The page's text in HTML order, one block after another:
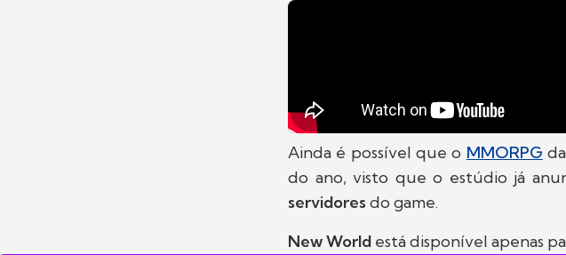
Ainda é possível que o MMORPG da
do ano, visto que o estúdio já
servidoresdo game.
New World está disponível apenas